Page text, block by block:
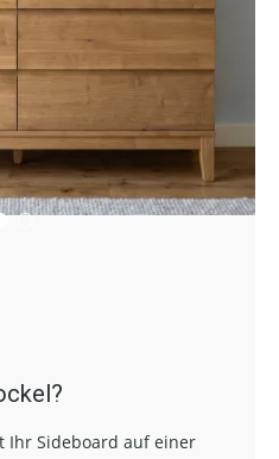
Ihr Sideboard auf einer